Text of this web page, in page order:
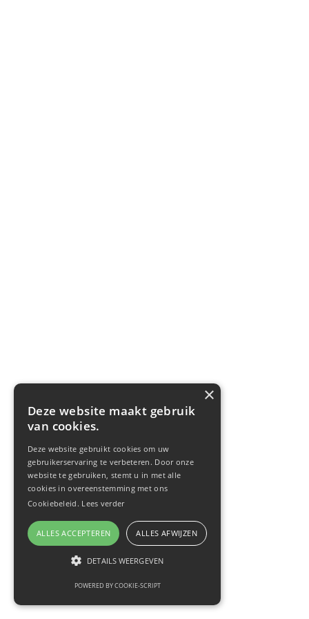
×
Deze website maakt gebruik
van cookies.
Deze website gebruikt cookies om uw
gebruikerservaring te verbeteren. Door onze
website te gebruiken, stemt u in met alle
cookies in overeenstemming met ons
Cookiebeleid. Lees verder
ALLES ACCEPTEREN ALLES AFWIJZEN
DETAILS WEERGEVEN
POWERED BY COOKIE-SCRIPT